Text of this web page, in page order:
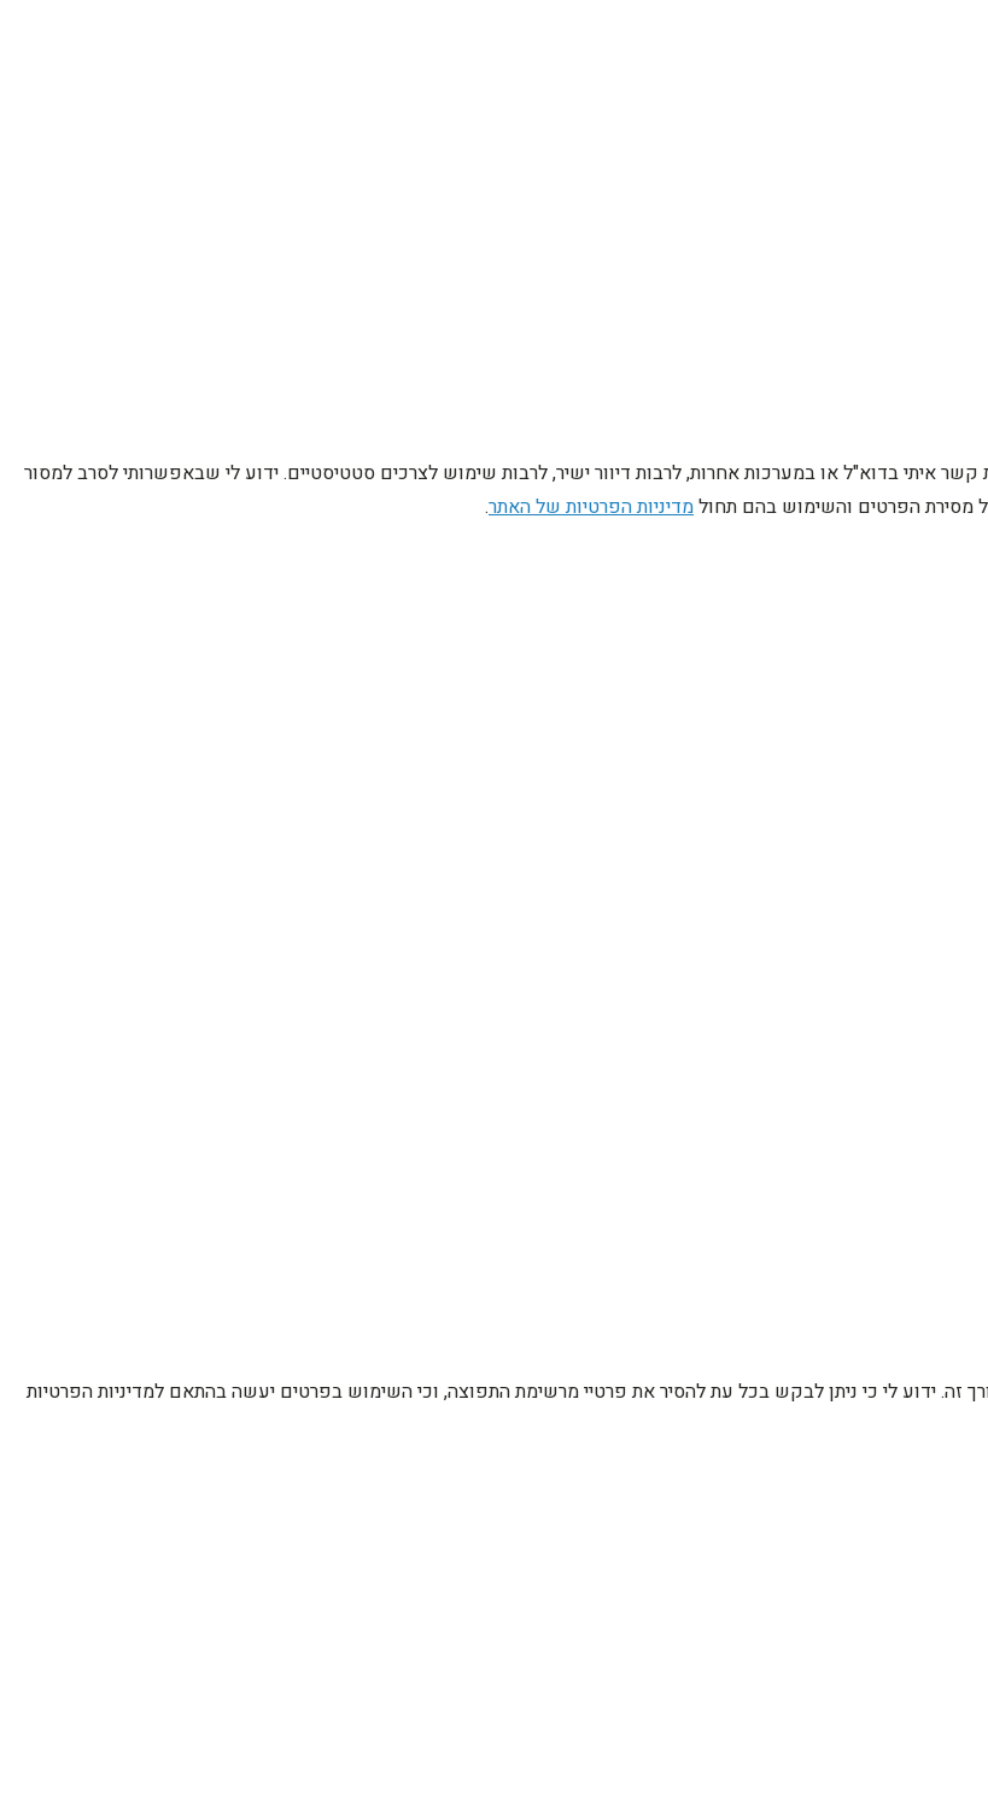
איתי בדוא"ל או במערכות אחרות, לרבות דיוור ישיר, לרבות שימוש לצרכים סטטיסטיים. ידוע לי שבאפשרותי לסרב למסור
מסירת הפרטים והשימוש בהם תחולמדיניות הפרטיות של האתר.
זה. ידוע לי כי ניתן לבקש בכל עת להסיר את פרטיי מרשימת התפוצה, וכי השימוש בפרטים יעשה בהתאם למדיניות הפרטיות